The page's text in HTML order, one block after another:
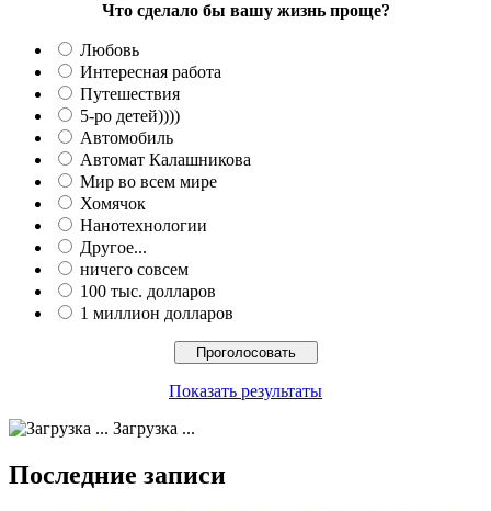
Что сделало бы вашу жизнь проще?
Любовь
Интересная работа
Путешествия
5-ро детей))))
Автомобиль
Автомат Калашникова
Мир во всем мире
Хомячок
Нанотехнологии
Другое...
ничего совсем
100 тыс. долларов
1 миллион долларов
Показать результаты
Загрузка ...
Последние записи